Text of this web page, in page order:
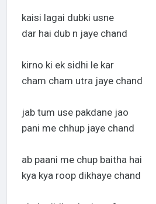
kaisi lagai dubki usne
dar hai dub n jaye chand
kirno ki ek sidhi le kar
cham cham utra jaye chand
jab tum use pakdane jao
pani me chhup jaye chand
ab paani me chup baitha hai
kya kya roop dikhaye chand